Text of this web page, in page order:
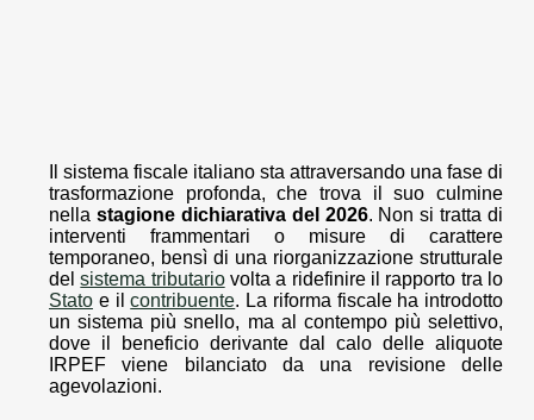
Il sistema fiscale italiano sta attraversando una fase di
trasformazione profonda, che trova il suo culmine
nella stagione dichiarativa del 2026. Non si tratta di
interventi frammentari o misure di carattere
temporaneo, bensì di una riorganizzazione strutturale
delsistema tributariovolta a ridefinire il rapporto tra lo
Stato e ilcontribuente. La riforma fiscale ha introdotto
un sistema più snello, ma al contempo più selettivo,
dove il beneficio derivante dal calo delle aliquote
IRPEF viene bilanciato da una revisione delle
agevolazioni.